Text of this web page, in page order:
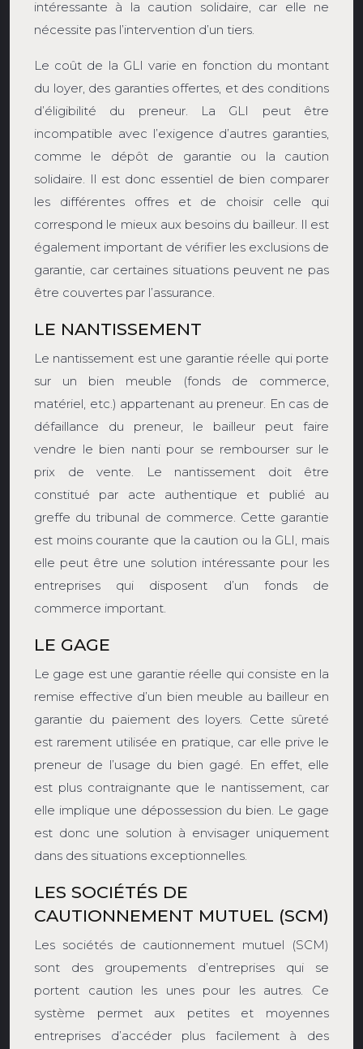
intéressante à la caution solidaire, car elle ne
nécessite pas l’intervention d’un tiers.
Le coût de la GLI varie en fonction du montant
du loyer, des garanties offertes, et des conditions
d’éligibilité du preneur. La GLI peut être
incompatible avec l’exigence d’autres garanties,
comme le dépôt de garantie ou la caution
solidaire. Il est donc essentiel de bien comparer
les différentes offres et de choisir celle qui
correspond le mieux aux besoins du bailleur. Il est
également important de vérifier les exclusions de
garantie, car certaines situations peuvent ne pas
être couvertes par l’assurance.
LE NANTISSEMENT
Le nantissement est une garantie réelle qui porte
sur un bien meuble (fonds de commerce,
matériel, etc.) appartenant au preneur. En cas de
défaillance du preneur, le bailleur peut faire
vendre le bien nanti pour se rembourser sur le
prix de vente. Le nantissement doit être
constitué par acte authentique et publié au
greffe du tribunal de commerce. Cette garantie
est moins courante que la caution ou la GLI, mais
elle peut être une solution intéressante pour les
entreprises qui disposent d’un fonds de
commerce important.
LE GAGE
Le gage est une garantie réelle qui consiste en la
remise effective d’un bien meuble au bailleur en
garantie du paiement des loyers. Cette sûreté
est rarement utilisée en pratique, car elle prive le
preneur de l’usage du bien gagé. En effet, elle
est plus contraignante que le nantissement, car
elle implique une dépossession du bien. Le gage
est donc une solution à envisager uniquement
dans des situations exceptionnelles.
LES SOCIÉTÉS DE
CAUTIONNEMENT MUTUEL (SCM)
Les sociétés de cautionnement mutuel (SCM)
sont des groupements d’entreprises qui se
portent caution les unes pour les autres. Ce
système permet aux petites et moyennes
entreprises d’accéder plus facilement à des